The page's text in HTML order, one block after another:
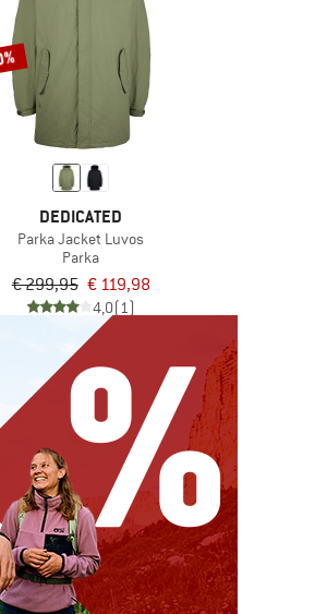
DEDICATED
Parka Jacket Luvos
Parka
€ 299,95 € 119,98
4,0(1)